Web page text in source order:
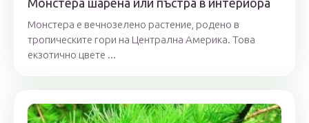
Монстера е вечнозелено растение, родено в
тропическите гори на Централна Америка. Това
екзотично цвете ...